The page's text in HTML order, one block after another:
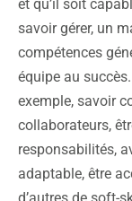
et qu’il soit
savoir gérer, un
compétences
équipe au
exemple, savoir
collaborateurs,
responsabilités,
adaptable, être
d’autres de soft-